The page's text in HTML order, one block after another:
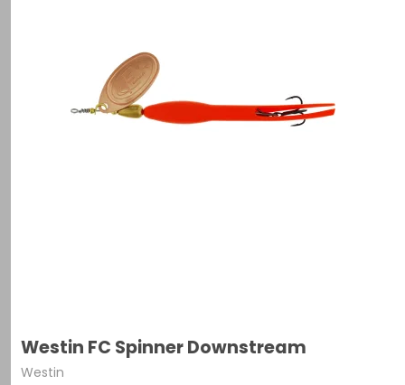
Westin FC Spinner Downstream
Westin